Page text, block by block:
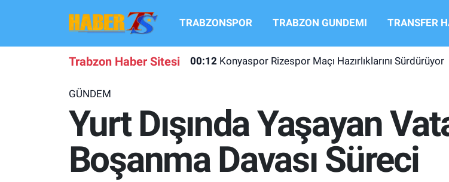
TRABZONSPOR TRABZON GUNDEMI TRANSFER
Trabzon Haber Sitesi 00:12 Konyaspor Rizespor Maçı Hazırlıklarını Sürdürüyor
GÜNDEM
Yurt Dışında Yaşayan
Boşanma Davası Süreci
TRABZONSPOR
TRANSFER HABERLERI
KULİS MEYDANI
Hava Durumu
Tüm Manşetler
Son Dakika Haberleri